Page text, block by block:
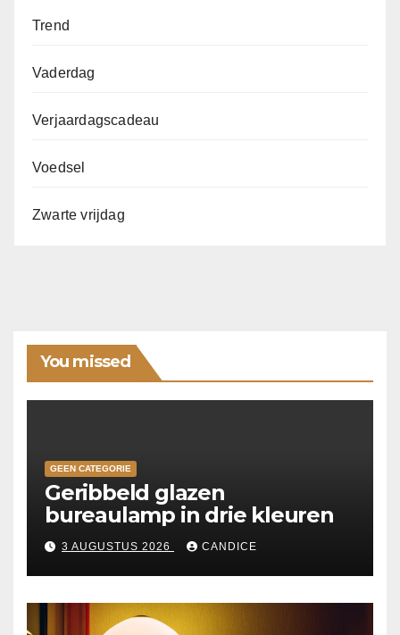
Trend
Vaderdag
Verjaardagscadeau
Voedsel
Zwarte vrijdag
You missed
GEEN CATEGORIE
Geribbeld glazen
bureaulamp in drie kleuren
3 AUGUSTUS 2026 CANDICE